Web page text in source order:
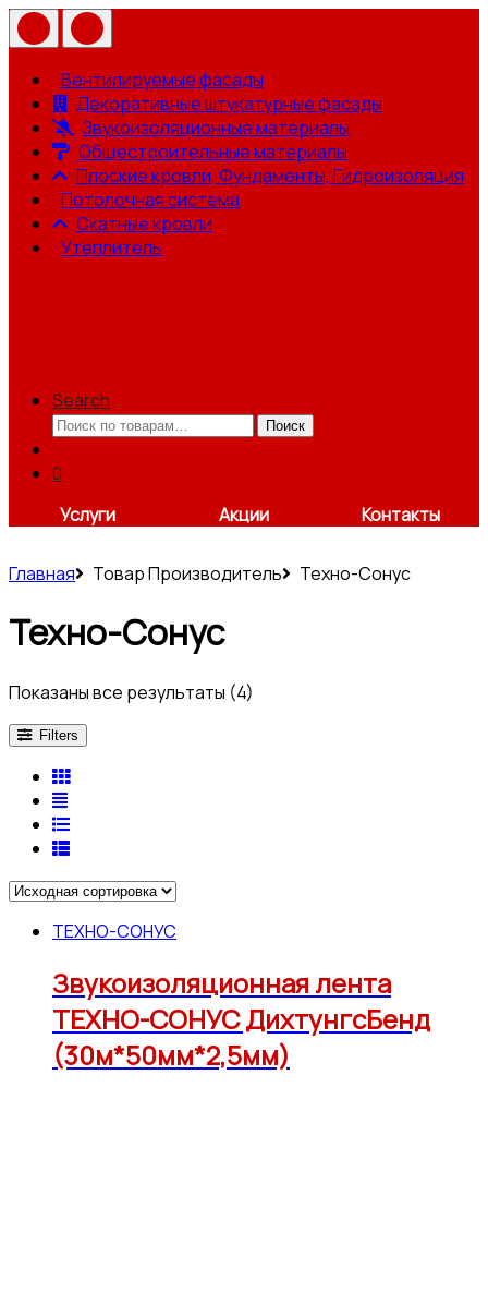
Вентилируемые фасады
Декоративные штукатурные фасады
Звукоизоляционные материалы
Общестроительные материалы
Плоские кровли, Фундаменты, Гидроизоляция
Потолочная система
Скатные кровли
Утеплитель
Search
Искать:
Поиск
0
Услуги
Акции Контакты
Главная Товар Производитель Техно-Сонус
Техно-Сонус
Показаны все результаты (4)
Filters
ТЕХНО-СОНУС
Звукоизоляционная лента
ТЕХНО-СОНУС ДихтунгсБенд
(30м*50мм*2,5мм)